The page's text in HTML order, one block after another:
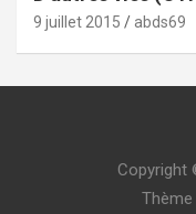
9 juillet 2015 abds69
Copyright
Thème